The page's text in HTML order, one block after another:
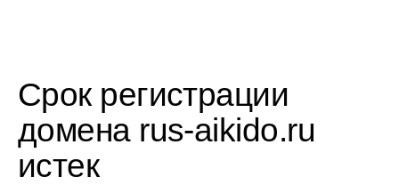
Срок регистрации
домена rus-aikido.ru
истек